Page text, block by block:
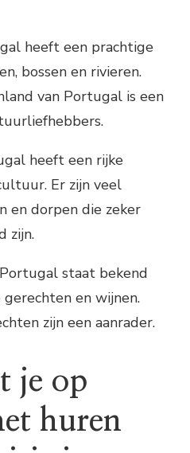
heeft een prachtige
bossen en rivieren.
van Portugal is een
heeft een rijke
Er zijn veel
en dorpen die zeker
zijn.
staat bekend
en wijnen.
zijn een aanrader.
je op
huren